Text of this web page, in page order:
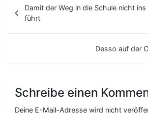
e
i
r
g
Damit der Weg in die Schule nicht ins
führt
Desso auf der
Schreibe einen
Deine E-Mail-Adresse wird nicht